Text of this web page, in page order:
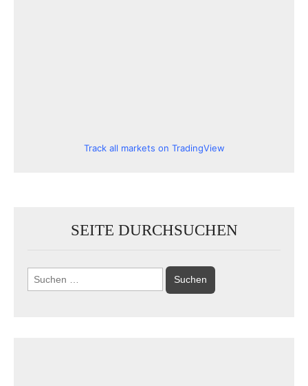
Track all markets on TradingView
SEITE DURCHSUCHEN
Suchen
nach: